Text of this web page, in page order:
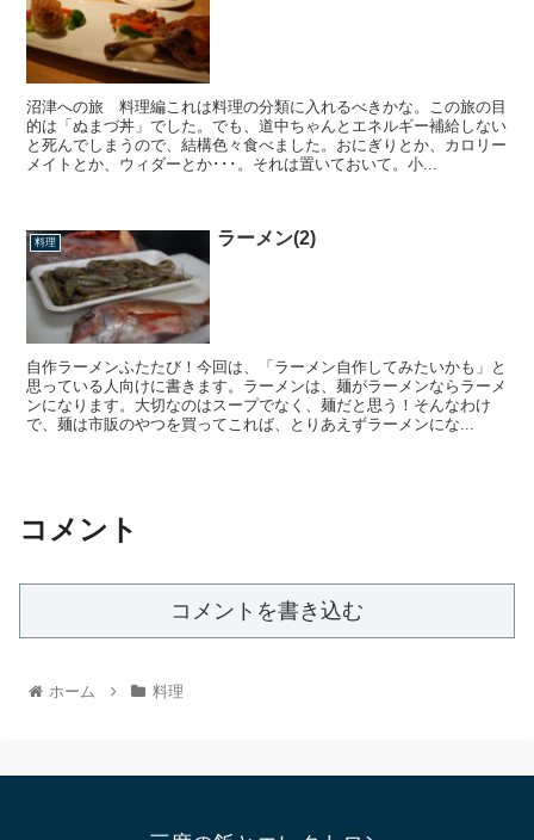
沼津への旅 料理編これは料理の分類に入れるべきかな。この旅の目
的は「ぬまづ丼」でした。でも、道中ちゃんとエネルギー補給しない
と死んでしまうので、結構色々食べました。おにぎりとか、カロリー
メイトとか、ウィダーとか･･･。それは置いておいて。小...
料理 ラーメン(2)
自作ラーメンふたたび！今回は、「ラーメン自作してみたいかも」と
思っている人向けに書きます。ラーメンは、麺がラーメンならラーメ
ンになります。大切なのはスープでなく、麺だと思う！そんなわけ
で、麺は市販のやつを買ってこれば、とりあえずラーメンにな...
コメント
コメントを書き込む
ホーム 料理